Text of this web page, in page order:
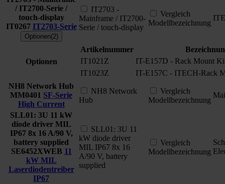
/ IT2700-Serie /
touch-display
IT0267 IT2703-Serie
Optionen(2)
IT2703 -
Mainframe / IT2700-
Serie / touch-display
Vergleich
Modellbezeichnung
Optionen
Artikelnummer
IT1021Z
IT-E157D - Rack Mount
IT1023Z
IT-E157C - ITECH-Rack
NH8 Network Hub
MM0401 SF-Serie
High Current
NH8 Network
Hub
Vergleich
Modellbezeichnung
SLL01: 3U 11 kW
diode driver MIL
IP67 8x 16 A/90 V,
battery supplied
SE6452XWEB 11
kW MIL
Laserdiodentreiber
IP67
SLL01: 3U 11
kW diode driver
MIL IP67 8x 16
A/90 V, battery
supplied
Vergleich
Modellbezeichnung